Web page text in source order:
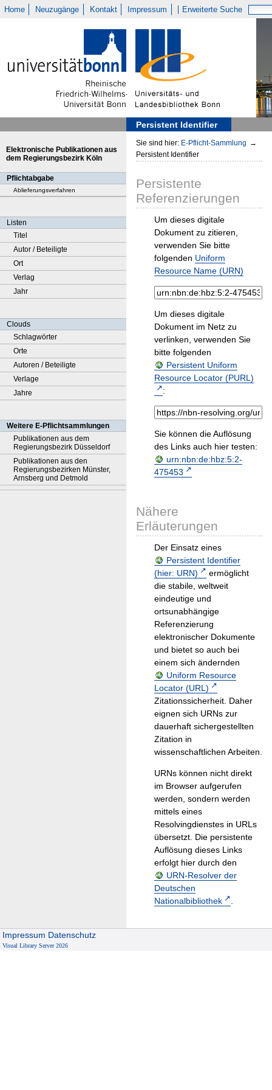
Home Neuzugänge Kontakt Impressum Erweiterte Suche
Persistent Identifier
Elektronische Publikationen aus
dem Regierungsbezirk Köln
Pflichtabgabe
Ablieferungsverfahren
Listen
Titel
Autor / Beteiligte
Ort
Verlag
Jahr
Clouds
Schlagwörter
Orte
Autoren / Beteiligte
Verlage
Jahre
Weitere E-Pflichtsammlungen
Publikationen aus dem
Regierungsbezirk Düsseldorf
Publikationen aus den
Regierungsbezirken Münster,
Arnsberg und Detmold
Sie sind hier: E-Pflicht-Sammlung →
Persistent Identifier
Persistente
Referenzierungen
Um dieses digitale
Dokument zu zitieren,
verwenden Sie bitte
folgenden Uniform
Resource Name (URN)
Um dieses digitale
Dokument im Netz zu
verlinken, verwenden Sie
bitte folgenden
Persistent Uniform
Resource Locator (PURL)
:
Sie können die Auflösung
des Links auch hier testen:
urn:nbn:de:hbz:5:2-
475453
Nähere
Erläuterungen
Der Einsatz eines
Persistent Identifier
(hier: URN)
ermöglicht
die stabile, weltweit
eindeutige und
ortsunabhängige
Referenzierung
elektronischer Dokumente
und bietet so auch bei
einem sich ändernden
Uniform Resource
Locator (URL)
Zitationssicherheit. Daher
eignen sich URNs zur
dauerhaft sichergestellten
Zitation in
wissenschaftlichen Arbeiten.
URNs können nicht direkt
im Browser aufgerufen
werden, sondern werden
mittels eines
Resolvingdienstes in URLs
übersetzt. Die persistente
Auflösung dieses Links
erfolgt hier durch den
URN-Resolver der
Deutschen
Nationalbibliothek
.
Impressum Datenschutz
Visual Library Server 2026